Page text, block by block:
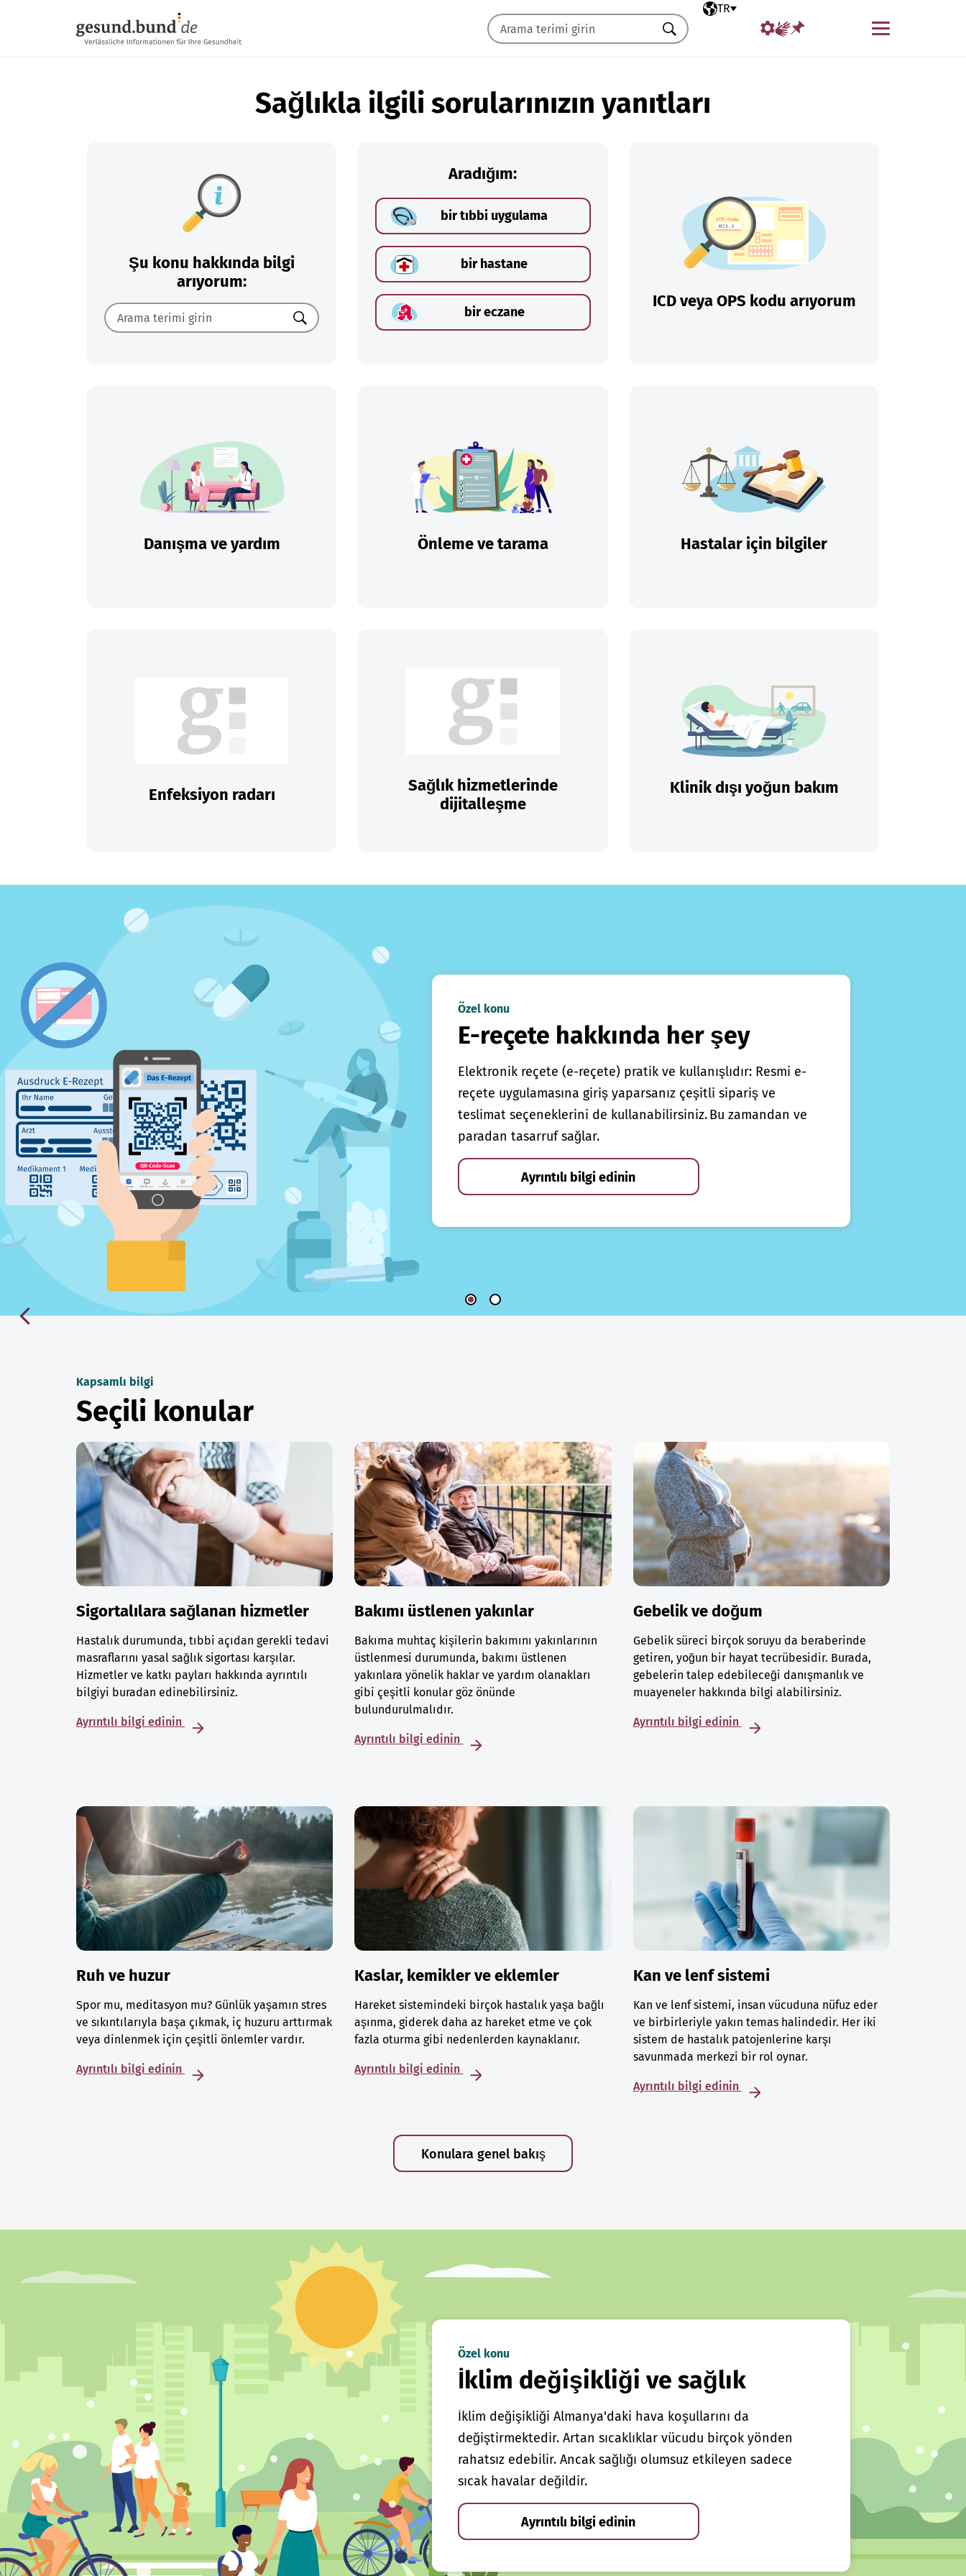
Seçili dil
TR
Menü
Ara
Sağlıkla ilgili sorularınızın yanıtları
Şu konu hakkında bilgi
arıyorum:
Ara
Aradığım:
bir tıbbi uygulama
bir hastane
bir eczane
ICD veya OPS kodu arıyorum
Danışma ve yardım Önleme ve tarama Hastalar için bilgiler
Enfeksiyon radarı
Sağlık hizmetlerinde
dijitalleşme
Klinik dışı yoğun bakım
Özel konu
E-reçete hakkında her şey
Elektronik reçete (e-reçete) pratik ve kullanışlıdır: Resmi e-
reçete uygulamasına giriş yaparsanız çeşitli sipariş ve
teslimat seçeneklerini de kullanabilirsiniz. Bu zamandan ve
paradan tasarruf sağlar.
Ayrıntılı bilgi edinin
Kapsamlı bilgi
Seçili konular
Sigortalılara sağlanan hizmetler
Hastalık durumunda, tıbbi açıdan gerekli tedavi
masraflarını yasal sağlık sigortası karşılar.
Hizmetler ve katkı payları hakkında ayrıntılı
bilgiyi buradan edinebilirsiniz.
Ayrıntılı bilgi edinin
Bakımı üstlenen yakınlar
Bakıma muhtaç kişilerin bakımını yakınlarının
üstlenmesi durumunda, bakımı üstlenen
yakınlara yönelik haklar ve yardım olanakları
gibi çeşitli konular göz önünde
bulundurulmalıdır.
Ayrıntılı bilgi edinin
Gebelik ve doğum
Gebelik süreci birçok soruyu da beraberinde
getiren, yoğun bir hayat tecrübesidir. Burada,
gebelerin talep edebileceği danışmanlık ve
muayeneler hakkında bilgi alabilirsiniz.
Ayrıntılı bilgi edinin
Ruh ve huzur
Spor mu, meditasyon mu? Günlük yaşamın stres
ve sıkıntılarıyla başa çıkmak, iç huzuru arttırmak
veya dinlenmek için çeşitli önlemler vardır.
Ayrıntılı bilgi edinin
Kaslar, kemikler ve eklemler
Hareket sistemindeki birçok hastalık yaşa bağlı
aşınma, giderek daha az hareket etme ve çok
fazla oturma gibi nedenlerden kaynaklanır.
Ayrıntılı bilgi edinin
Kan ve lenf sistemi
Kan ve lenf sistemi, insan vücuduna nüfuz eder
ve birbirleriyle yakın temas halindedir. Her iki
sistem de hastalık patojenlerine karşı
savunmada merkezi bir rol oynar.
Ayrıntılı bilgi edinin
Konulara genel bakış
Özel konu
İklim değişikliği ve sağlık
İklim değişikliği Almanya'daki hava koşullarını da
değiştirmektedir. Artan sıcaklıklar vücudu birçok yönden
rahatsız edebilir. Ancak sağlığı olumsuz etkileyen sadece
sıcak havalar değildir.
Ayrıntılı bilgi edinin